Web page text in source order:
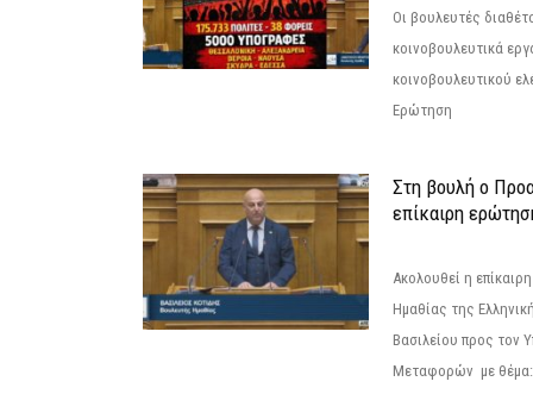
Οι βουλευτές
κοινοβουλευτικά
κοινοβουλευτικού
Ερώτηση
Στη βουλή ο
επίκαιρη
Ακολουθεί η
Ημαθίας της
Βασιλείου προς τον
Μεταφορών με θέμα: